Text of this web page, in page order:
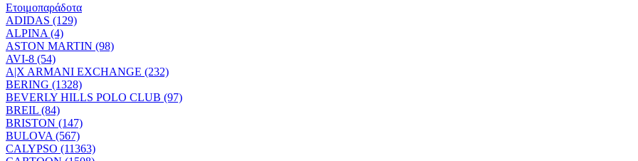
Ετοιμοπαράδοτα
ADIDAS (129)
ALPINA (4)
ASTON MARTIN (98)
AVI-8 (54)
A|X ARMANI EXCHANGE (232)
BERING (1328)
BEVERLY HILLS POLO CLUB (97)
BREIL (84)
BRISTON (147)
BULOVA (567)
CALYPSO (11363)